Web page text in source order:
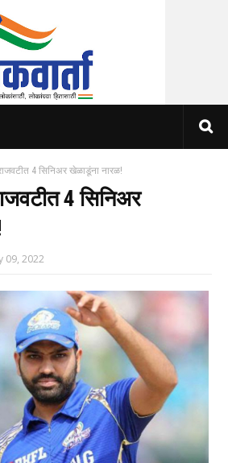
राजवटीत 4 सिनिअर खेळाडूंना नारळ!
4 सिनिअर
09, 2022